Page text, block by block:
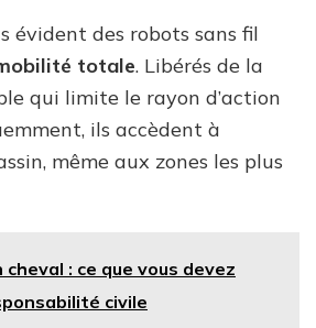
évident des robots sans fil
totale. Libérés de la
qui limite le rayon d’action
ils accèdent à
même aux zones les plus
: ce que vous devez
civile